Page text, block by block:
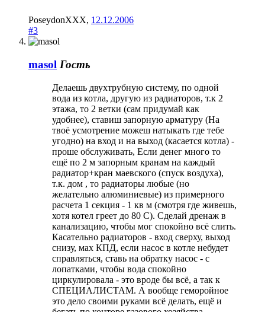
PoseydonXXX, 12.12.2006
#3
masol Гость
Делаешь двухтрубную систему, по одной
вода из котла, другую из радиаторов, т.к 2
этажа, то 2 ветки (сам придумай как
удобнее), ставиш запорную арматуру (На
твоё усмотрение можеш натыкать где тебе
угодно) на вход и на выход (касается котла) -
проше обслуживать, Если денег много то
ещё по 2 м запорным кранам на каждый
радиатор+кран маевского (спуск воздуха),
т.к. дом , то радиаторы любые (но
желательно алюминиевые) из примерного
расчета 1 секция - 1 кв м (смотря где живешь,
хотя котел греет до 80 С). Сделай дренаж в
канализацию, чтобы мог спокойно всё слить.
Касательно радиаторов - вход сверху, выход
снизу, мах КПД, если насос в котле небудет
справляться, ставь на обратку насос - с
лопатками, чтобы вода спокойно
циркулировала - это вроде бы всё, а так к
СПЕЦИАЛИСТАМ. А вообще геморойное
это дело своими руками всё делать, ещё и